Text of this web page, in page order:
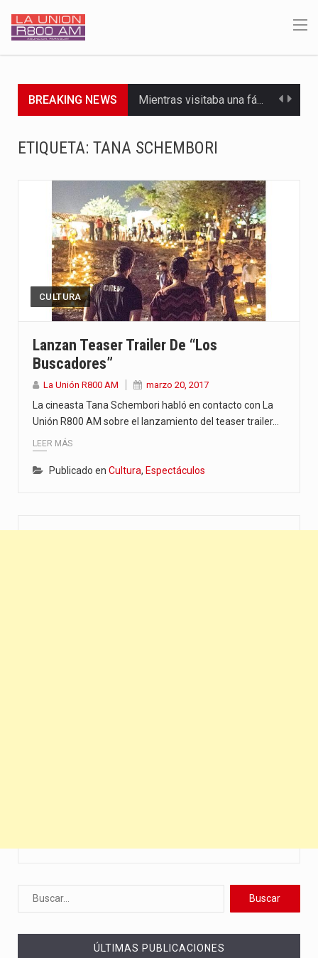
BREAKING NEWS Mientras visitaba una fábrica de armamentos en San Paulo, el…
Para Tania, una paraguaya de 33 años que reside en…
El presidente de la República se encontraba en el aeropuerto…
Una familia atravesó momentos de extrema tensión durante la madrugada…
Fretes se refirió concretamente al recorrido que realizó este jueves…
ETIQUETA: TANA SCHEMBORI
CULTURA
Lanzan Teaser Trailer De “Los
Buscadores”
La Unión R800 AM marzo 20, 2017
La cineasta Tana Schembori habló en contacto con La
Unión R800 AM sobre el lanzamiento del teaser trailer…
LEER MÁS
Publicado en Cultura, Espectáculos
ÚLTIMAS PUBLICACIONES